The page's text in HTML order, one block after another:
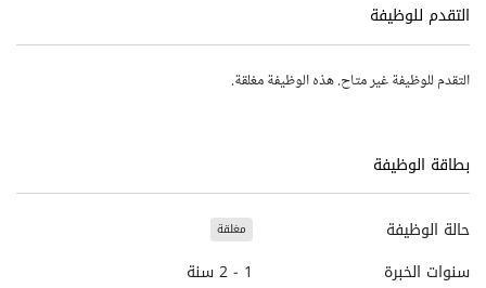
التقدم للوظيفة
التقدم للوظيفة غير متاح. هذه الوظيفة مغلقة.
بطاقة الوظيفة
حالة الوظيفة مغلقة
سنوات الخبرة
1 - 2 سنة